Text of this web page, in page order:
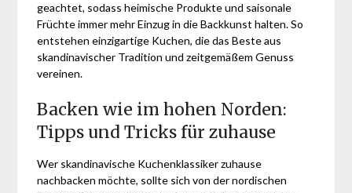
geachtet, sodass heimische Produkte und saisonale
Früchte immer mehr Einzug in die Backkunst halten. So
entstehen einzigartige Kuchen, die das Beste aus
skandinavischer Tradition und zeitgemäßem Genuss
vereinen.
Backen wie im hohen Norden:
Tipps und Tricks für zuhause
Wer skandinavische Kuchenklassiker zuhause
nachbacken möchte, sollte sich von der nordischen